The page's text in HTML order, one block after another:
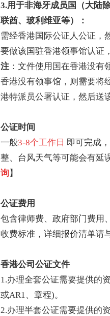
3.用于非海牙成员国
（大陆
联酋、玻利维亚等）：
需经香港国际公证人公证，
要做该国驻香港领事馆认证
注 ：文件使用国在香港没
香港没有领事馆，则需要将
港特派员公署认证，然后送
公证时间
一般3-8个工作日 即可完成
整、台风天气等可能会有延
询】
公证费用
包含律师费、政府部门费用
收费标准，详细报价清单请
香港公司公证文件
1.办理全套公证需要提供的
或AR1、章程)。
2.办理半套公证需要提供的